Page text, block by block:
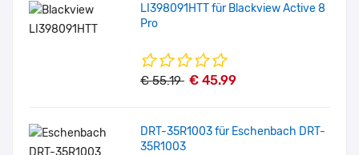
LI398091HTT für Blackview Active 8
Pro
€ 55.19 € 45.99
DRT-35R1003 für Eschenbach DRT-
35R1003